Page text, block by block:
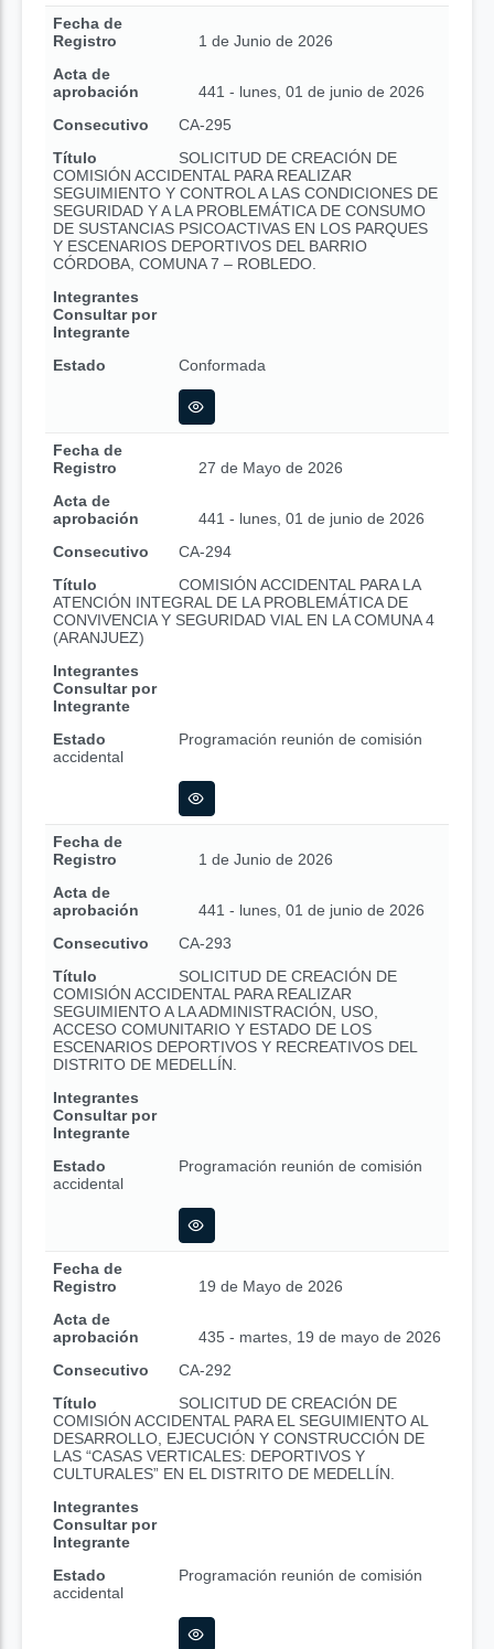
Fecha de
Registro
1 de Junio de 2026
Acta de
aprobación
441 - lunes, 01 de junio de 2026
Consecutivo
CA-295
Título
SOLICITUD DE CREACIÓN DE
COMISIÓN ACCIDENTAL PARA REALIZAR
SEGUIMIENTO Y CONTROL A LAS CONDICIONES DE
SEGURIDAD Y A LA PROBLEMÁTICA DE CONSUMO
DE SUSTANCIAS PSICOACTIVAS EN LOS PARQUES
Y ESCENARIOS DEPORTIVOS DEL BARRIO
CÓRDOBA, COMUNA 7 – ROBLEDO.
Integrantes
Consultar por
Integrante
Estado
Conformada
Fecha de
Registro
27 de Mayo de 2026
Acta de
aprobación
441 - lunes, 01 de junio de 2026
Consecutivo
CA-294
Título
COMISIÓN ACCIDENTAL PARA LA
ATENCIÓN INTEGRAL DE LA PROBLEMÁTICA DE
CONVIVENCIA Y SEGURIDAD VIAL EN LA COMUNA 4
(ARANJUEZ)
Integrantes
Consultar por
Integrante
Estado
Programación reunión de comisión
accidental
Fecha de
Registro
1 de Junio de 2026
Acta de
aprobación
441 - lunes, 01 de junio de 2026
Consecutivo
CA-293
Título
SOLICITUD DE CREACIÓN DE
COMISIÓN ACCIDENTAL PARA REALIZAR
SEGUIMIENTO A LA ADMINISTRACIÓN, USO,
ACCESO COMUNITARIO Y ESTADO DE LOS
ESCENARIOS DEPORTIVOS Y RECREATIVOS DEL
DISTRITO DE MEDELLÍN.
Integrantes
Consultar por
Integrante
Estado
Programación reunión de comisión
accidental
Fecha de
Registro
19 de Mayo de 2026
Acta de
aprobación
435 - martes, 19 de mayo de 2026
Consecutivo
CA-292
Título
SOLICITUD DE CREACIÓN DE
COMISIÓN ACCIDENTAL PARA EL SEGUIMIENTO AL
DESARROLLO, EJECUCIÓN Y CONSTRUCCIÓN DE
LAS “CASAS VERTICALES: DEPORTIVOS Y
CULTURALES” EN EL DISTRITO DE MEDELLÍN.
Integrantes
Consultar por
Integrante
Estado
Programación reunión de comisión
accidental